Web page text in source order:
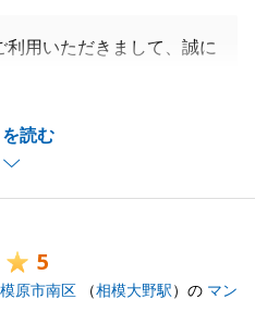
読む
用いただきまして、誠に
ただいたおかげさまで、ス
た。
相談がございましたら、お
5
原市南区 （相模大野駅）の マン